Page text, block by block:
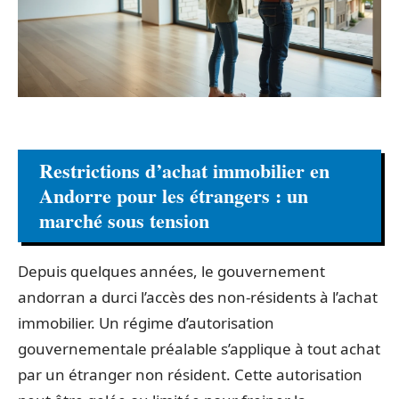
Restrictions d’achat immobilier en
Andorre pour les étrangers : un
marché sous tension
Depuis quelques années, le gouvernement
andorran a durci l’accès des non-résidents à l’achat
immobilier. Un régime d’autorisation
gouvernementale préalable s’applique à tout achat
par un étranger non résident. Cette autorisation